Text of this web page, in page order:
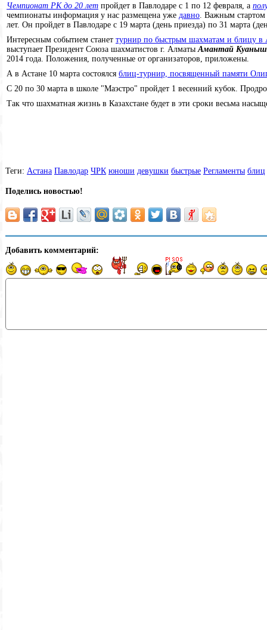
Чемпионат РК до 20 лет пройдет в Павлодаре с 1 по 12 февраля, а
чемпионаты информация у нас размещена уже давно . Важным
лет. Он пройдет в Павлодаре с 19 марта (день приезда) по 31 марта
Интересным событием станет турнир по быстрым шахматам и блицу в
выступает Президент Союза шахматистов г. Алматы Амантай
2014 года. Положения, полученные от организаторов, приложены.
А в Астане 10 марта состоялся блиц-турнир, посвященный памяти
С 20 по 30 марта в школе "Маэстро" пройдет 1 весенний кубок.
Так что шахматная жизнь в Казахстане будет в эти сроки весьма
Теги: Астана Павлодар ЧРК юноши девушки быстрые Регламенты блиц
Поделись новостью!
Добавить комментарий: